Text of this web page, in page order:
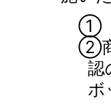
①
②商
認
ボ